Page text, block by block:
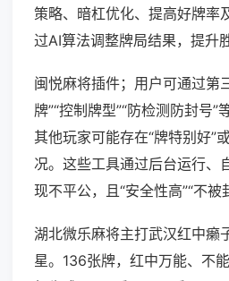
策略、暗杠优化、提高好牌率
过AI算法调整牌局结果，提升
闽悦麻将插件；用户可通过第
牌”“控制牌型”“防检测防封号
其他玩家可能存在“牌特别好”
况。这些工具通过后台运行、
现不平公，且“安全性高”“不被
湖北微乐麻将主打武汉红中癞
星。136张牌，红中万能、不